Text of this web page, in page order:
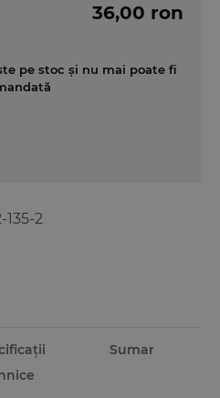
2
36,00 ron
pe stoc și nu mai poate fi
Sumar